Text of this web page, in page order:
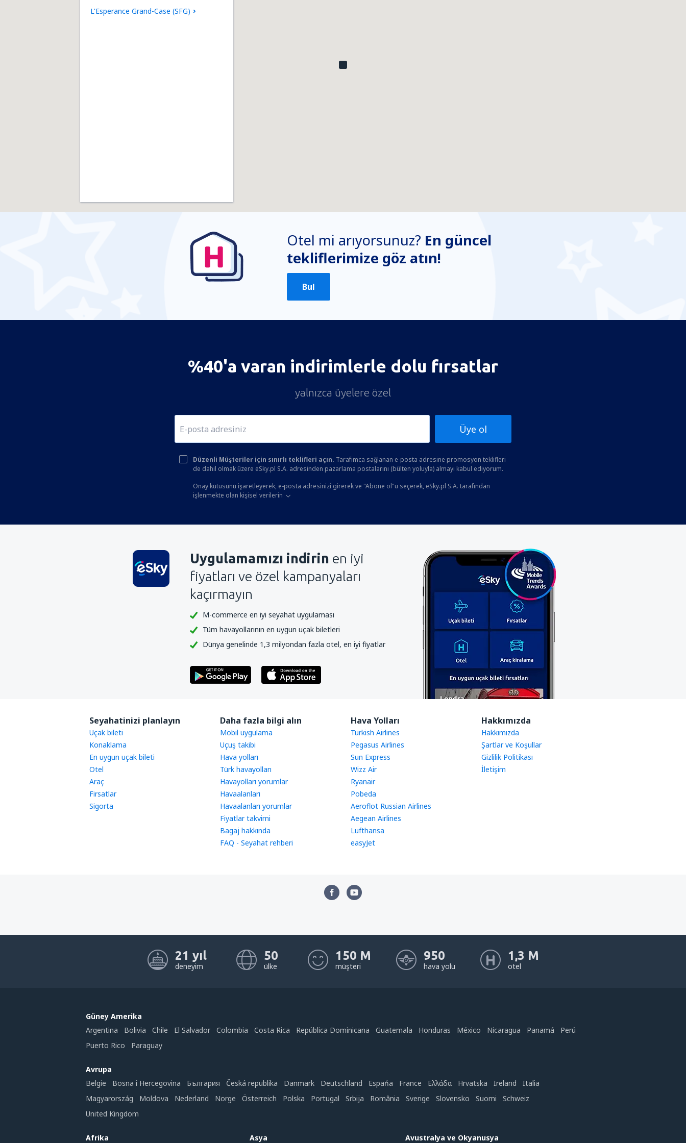
L'Esperance Grand-Case (SFG)
Otel mi arıyorsunuz? En güncel
tekliflerimize göz atın!
Bul
%40'a varan indirimlerle dolu fırsatlar
yalnızca üyelere özel
Üye ol
Düzenli Müşteriler için sınırlı teklifleri açın. Tarafımca sağlanan e-posta adresine promosyon teklifleri
de dahil olmak üzere eSky.pl S.A. adresinden pazarlama postalarını (bülten yoluyla) almayı kabul ediyorum.
Onay kutusunu işaretleyerek, e-posta adresinizi girerek ve "Abone ol"u seçerek, eSky.pl S.A. tarafından
işlenmekte olan kişisel verilerin
Uygulamamızı indirin en iyi
fiyatları ve özel kampanyaları
kaçırmayın
M-commerce en iyi seyahat uygulaması
Tüm havayollarının en uygun uçak biletleri
Dünya genelinde 1,3 milyondan fazla otel, en iyi fiyatlar
Seyahatinizi planlayın
Uçak bileti
Konaklama
En uygun uçak bileti
Otel
Araç
Firsatlar
Sigorta
Daha fazla bilgi alın
Mobil uygulama
Uçuş takibi
Hava yolları
Türk havayolları
Havayolları yorumlar
Havaalanları
Havaalanları yorumlar
Fiyatlar takvimi
Bagaj hakkında
FAQ - Seyahat rehberi
Hava Yolları
Turkish Airlines
Pegasus Airlines
Sun Express
Wizz Air
Ryanair
Pobeda
Aeroflot Russian Airlines
Aegean Airlines
Lufthansa
easyJet
Hakkımızda
Hakkımızda
Şartlar ve Koşullar
Gizlilik Politikası
İletişim
21 yıl
deneyim
50
ülke
150 M
müşteri
950
hava yolu
1,3 M
otel
Güney Amerika
Argentina
Bolivia Chile El Salvador Colombia Costa Rica República Dominicana Guatemala Honduras México Nicaragua Panamá
Perú
Puerto Rico
Paraguay
Avrupa
België
Bosna i Hercegovina България Česká republika Danmark Deutschland Espańa France Ελλάδα Hrvatska Ireland
Italia
Magyarország
Moldova Nederland Norge Österreich Polska Portugal Srbija România Sverige Slovensko Suomi
Schweiz
United Kingdom
Afrika Asya Avustralya ve Okyanusya